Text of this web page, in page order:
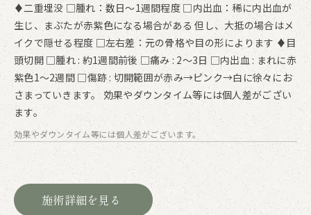
♦二重埋没 □腫れ：数日～1週間程度 □内出⾎：稀に内出血が
生じ、まぶたが赤紫色になる場合がある 但し、大抵の場合はメ
イクで隠せる程度 □左右差：元の骨格や目の形によります ♦目
頭切開 □腫れ : 約1週間前後 □痛み : 2〜3日 □内出血 : まれに赤
紫色1〜2週間 □傷跡 : 切開範囲が赤み→ピンク→白に徐々にお
さまっていきます。 効果やダウンタイム等には個人差がござい
ます。
効果やダウンタイム等には個人差がございます。
施術詳細を見る